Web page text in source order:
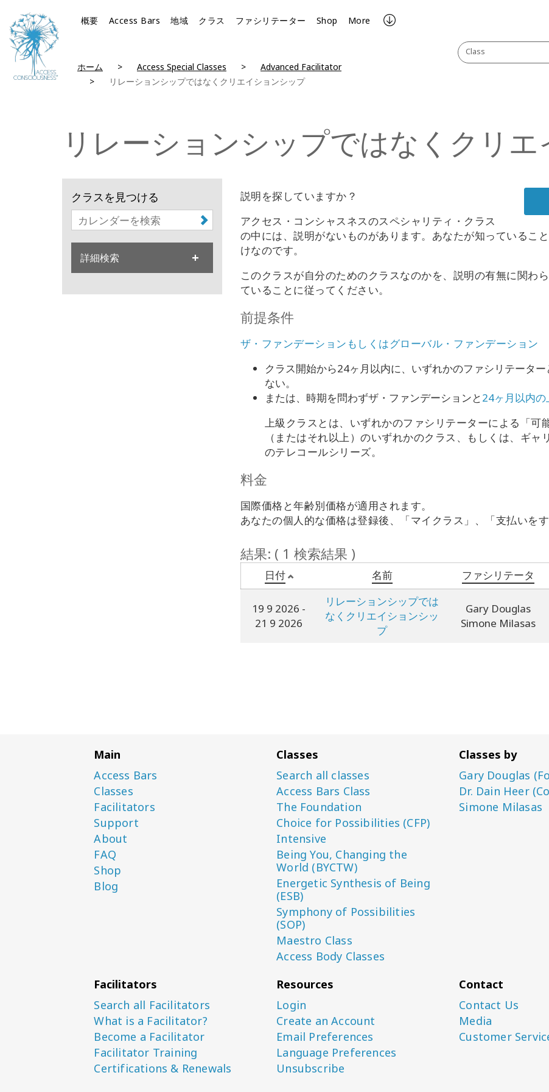
概要 Access Bars 地域 クラス ファシリテーター Shop More
Class
ホーム Access Special Classes
Advanced Facilitator
リレーションシップではなくクリエイションシップ
リレーションシップではなくクリ
クラスを見つける
詳細検索
説明を探していますか？
アクセス・コンシャスネスのスペシャリティ・クラス
の中には、説明がないものがあります。あなたが知っているこ
けなのです。
このクラスが自分のためのクラスなのかを、説明の有無に関わ
ていることに従ってください。
前提条件
ザ・ファンデーションもしくはグローバル・ファンデーション
クラス開始から24ヶ月以内に、いずれかのファシリテータ
ない。
または、時期を問わずザ・ファンデーションと24ヶ月以内の
上級クラスとは、いずれかのファシリテーターによる「可
（またはそれ以上）のいずれかのクラス、もしくは、ギ
のテレコールシリーズ。
料金
国際価格と年齢別価格が適用されます。
あなたの個人的な価格は登録後、「マイクラス」、「支払いを
結果: ( 1 検索結果 )
日付 名前 ファシリテータ
19 9 2026 -
21 9 2026
リレーションシップでは
なくクリエイションシッ
プ
Gary Douglas
Simone Milasas
Main
Access Bars
Classes
Facilitators
Support
About
FAQ
Shop
Blog
Classes
Search all classes
Access Bars Class
The Foundation
Choice for Possibilities (CFP)
Intensive
Being You, Changing the
World (BYCTW)
Energetic Synthesis of Being
(ESB)
Symphony of Possibilities
(SOP)
Maestro Class
Access Body Classes
Classes by
Gary Douglas
Dr. Dain Heer
Simone Milasas
Facilitators
Search all Facilitators
What is a Facilitator?
Become a Facilitator
Facilitator Training
Certifications & Renewals
Resources
Login
Create an Account
Email Preferences
Language Preferences
Unsubscribe
Contact
Contact Us
Media
Customer